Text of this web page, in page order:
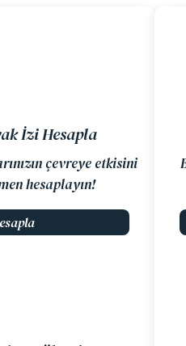
İzi Hesapla
çevreye etkisini
hesaplayın!